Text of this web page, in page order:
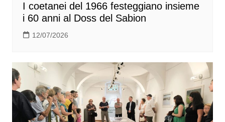
I coetanei del 1966 festeggiano insieme
i 60 anni al Doss del Sabion
12/07/2026